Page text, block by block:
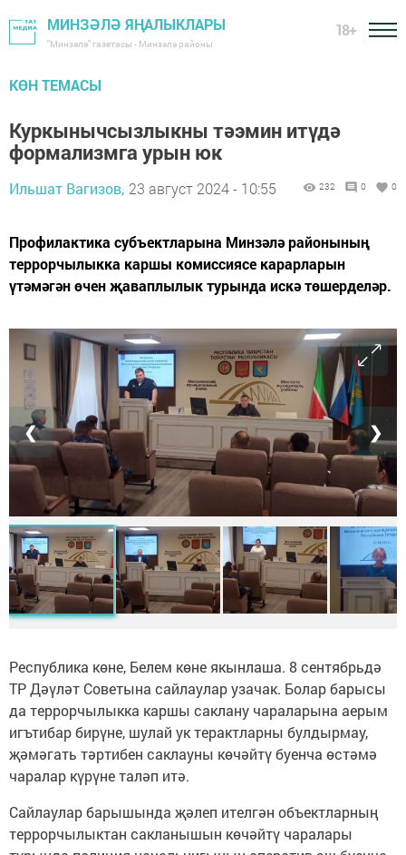
МИНЗӘЛӘ ЯҢАЛЫКЛАРЫ
"Минзәлә" газетасы - Минзәлә районы
18+
КӨН ТЕМАСЫ
Куркынычсызлыкны тәэмин итүдә
формализмга урын юк
Ильшат Вагизов, 23 август 2024 - 10:55 232 0 0
Профилактика субъектларына Минзәлә районының
террорчылыкка каршы комиссиясе карарларын
үтәмәгән өчен җаваплылык турында искә төшерделәр.
❮ ❯
Республика көне, Белем көне якынлаша. 8 сентябрьдә
ТР Дәүләт Советына сайлаулар узачак. Болар барысы
да террорчылыкка каршы саклану чараларына аерым
игътибар бирүне, шулай ук терактларны булдырмау,
җәмәгать тәртибен саклауны көчәйтү буенча өстәмә
чаралар күрүне таләп итә.
Сайлаулар барышында җәлеп ителгән объектларның
террорчылыктан сакланышын көчәйтү чаралары